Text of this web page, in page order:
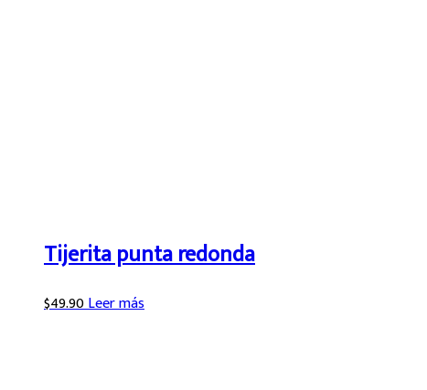
Tijerita punta redonda
$49.90Leer más